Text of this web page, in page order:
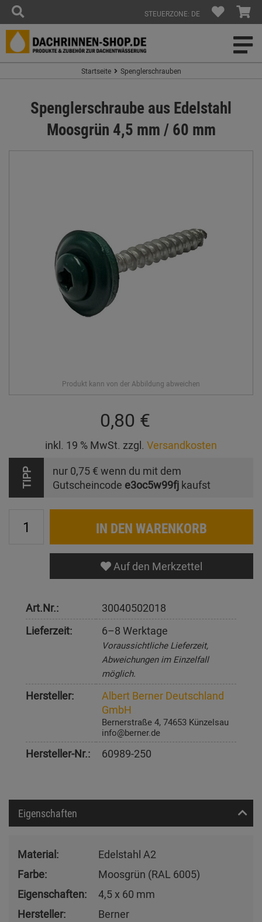
STEUERZONE: DE
Startseite Spenglerschrauben
Spenglerschraube aus Edelstahl
Moosgrün 4,5 mm / 60 mm
0,80 €
inkl. 19 % MwSt. zzgl. Versandkosten
TIPP nur 0,75 € wenn du mit dem
Gutscheincode e3oc5w99fj kaufst
IN DEN WARENKORB
Auf den Merkzettel
Art.Nr.:
30040502018
Lieferzeit:
6–8 Werktage
Voraussichtliche Lieferzeit,
Abweichungen im Einzelfall
möglich.
Hersteller:
Albert Berner Deutschland
GmbH
Bernerstraße 4, 74653 Künzelsau
info@berner.de
Hersteller-Nr.: 60989-250
Eigenschaften
Material:
Edelstahl A2
Farbe:
Moosgrün (RAL 6005)
Eigenschaften:
4,5 x 60 mm
Hersteller:
Berner